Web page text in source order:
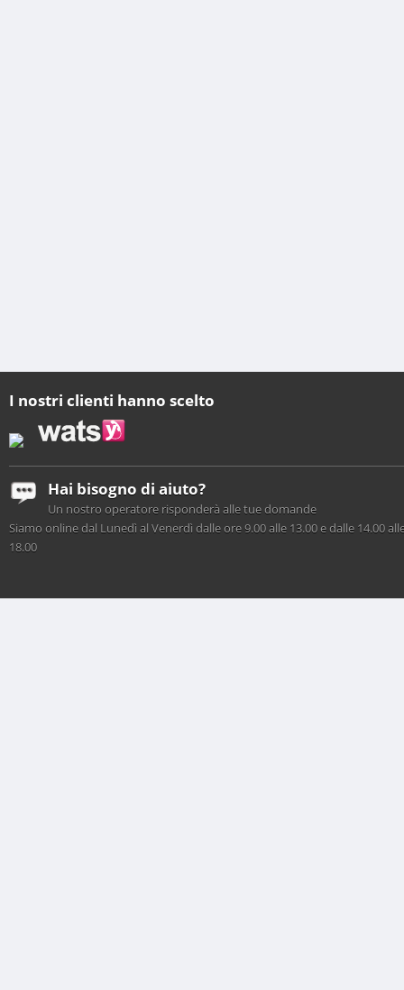
I nostri clienti hanno scelto
Hai bisogno di aiuto?
Un nostro operatore risponderà alle tue domande
Siamo online dal Lunedì al Venerdì dalle ore 9.00 alle 13.00 e dalle 14.00
18.00